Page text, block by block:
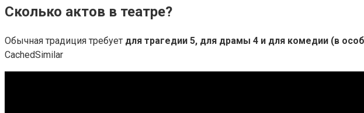
Сколько актов в театре?
Обычная традиция требует для трагедии 5, для драмы 4 и для комедии (в
CachedSimilar